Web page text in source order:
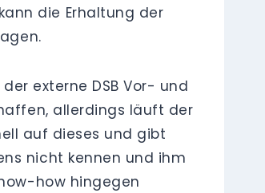
die Erhaltung der
externe DSB Vor- und
allerdings läuft der
auf dieses und gibt
nicht kennen und ihm
how hingegen